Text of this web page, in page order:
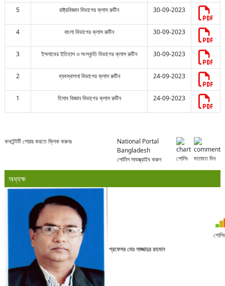
5 রাষ্ট্রবিজ্ঞান বিভাগের ক্লাস রুটিন 30-09-2023
4 বাংলা বিভাগের ক্লাস রুটিন 30-09-2023
3 ইসলামের ইতিহাস ও সংস্কৃতি বিভাগের ক্লাস রুটিন 30-09-2023
2 ব্যবস্থাপনা বিভাগের ক্লাস রুটিন 24-09-2023
1 হিসাব বিজ্ঞান বিভাগের ক্লাস রুটিন 24-09-2023
কনটেন্টটি শেয়ার করতে ক্লিক করুনঃ
National Portal
Bangladesh
পোর্টাল সাবস্ক্রাইব করুন
পোলিং মতামত দিন
অধ্যক্ষ
প্রফেসর মোঃ সাজ্জাদুর রহমান
পোলিং